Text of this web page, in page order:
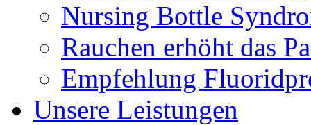
Nursing Bottle
Rauchen erhöht das
Empfehlung
Unsere Leistungen